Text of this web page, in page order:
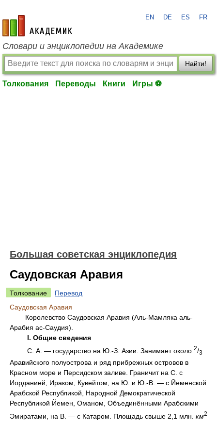
academic.ru
EN DE ES FR
Словари и энциклопедии на Академике
Найти!
Толкования Переводы Книги Игры ⚽
Большая советская энциклопедия
Саудовская Аравия
Толкование
Перевод
Саудовская Аравия
Королевство Саудовская Аравия (Аль-Мамляка аль-
Арабия ас-Саудия).
I. Общие сведения
С. А. — государство на Ю.-З. Азии. Занимает около 2/3
Аравийского полуострова и ряд прибрежных островов в
Красном море и Персидском заливе. Граничит на С. с
Иорданией, Ираком, Кувейтом, на Ю. и Ю.-В. — с Йеменской
Арабской Республикой, Народной Демократической
Республикой Йемен, Оманом, Объединёнными Арабскими
Эмиратами, на В. — с Катаром. Площадь свыше 2,1 млн. км2